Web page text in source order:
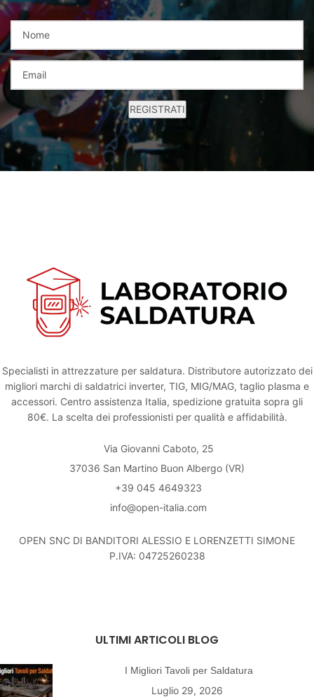
Specialisti in attrezzature per saldatura. Distributore autorizzato dei
migliori marchi di saldatrici inverter, TIG, MIG/MAG, taglio plasma e
accessori. Centro assistenza Italia, spedizione gratuita sopra gli
80€. La scelta dei professionisti per qualità e affidabilità.
Via Giovanni Caboto, 25
37036 San Martino Buon Albergo (VR)
+39 045 4649323
info@open-italia.com
OPEN SNC DI BANDITORI ALESSIO E LORENZETTI SIMONE
P.IVA: 04725260238
ULTIMI ARTICOLI BLOG
I Migliori Tavoli per Saldatura
Luglio 29, 2026